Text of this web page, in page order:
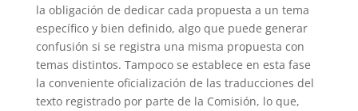
la obligación de dedicar cada propuesta a un tema
específico y bien definido, algo que puede generar
confusión si se registra una misma propuesta con
temas distintos. Tampoco se establece en esta fase
la conveniente oficialización de las traducciones del
texto registrado por parte de la Comisión, lo que,